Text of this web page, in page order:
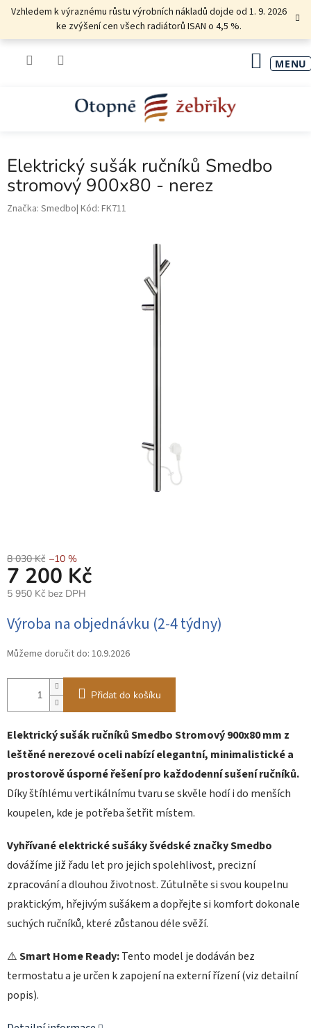
PřejítVzhledem k výraznému růstu výrobních nákladů dojde od 1. 9. 2026
ke zvýšení cen všech radiátorů ISAN o 4,5 %.
Elektrický sušák ručníků Smedbo
stromový 900x80 - nerez
Značka: Smedbo Kód: FK711
8 030 Kč –10 %
7 200 Kč
5 950 Kč bez DPH
cena:
Výroba na objednávku (2-4 týdny)
Můžeme doručit do: 10.9.2026
Přidat do košíku
Elektrický sušák ručníků Smedbo Stromový 900x80 mm z
leštěné nerezové oceli nabízí elegantní, minimalistické a
prostorově úsporné řešení pro každodenní sušení ručníků.
Díky štíhlému vertikálnímu tvaru se skvěle hodí i do menších
koupelen, kde je potřeba šetřit místem.
Vyhřívané elektrické sušáky švédské značky Smedbo
dovážíme již řadu let pro jejich spolehlivost, precizní
zpracování a dlouhou životnost. Zútulněte si svou koupelnu
praktickým, hřejivým sušákem a dopřejte si komfort dokonale
suchých ručníků, které zůstanou déle svěží.
⚠️Smart Home Ready:Tento model je dodáván bez
termostatu a je určen k zapojení na externí řízení (viz detailní
popis).